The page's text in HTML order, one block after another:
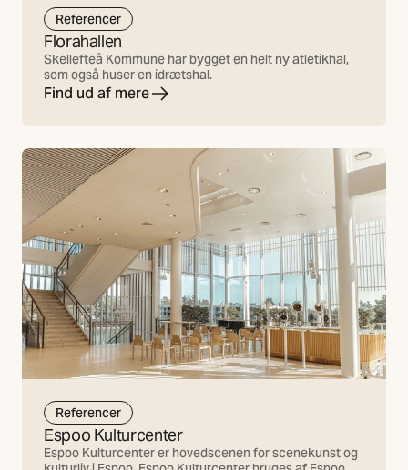
Referencer
Florahallen
Skellefteå Kommune har bygget en helt ny atletikhal,
som også huser en idrætshal.
Find ud af mere
Referencer
Espoo Kulturcenter
Espoo Kulturcenter er hovedscenen for scenekunst og